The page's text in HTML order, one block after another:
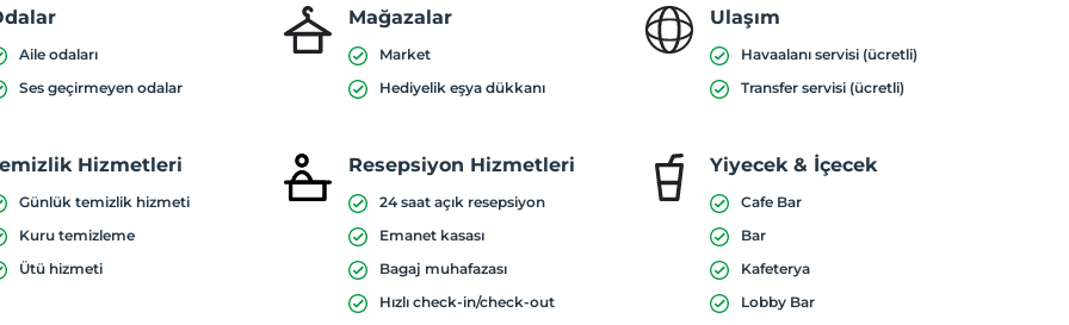
Aile odaları
Ses geçirmeyen odalar
Mağazalar
Market
Hediyelik eşya dükkanı
Ulaşım
Havaalanı servisi (ücretli)
Transfer servisi (ücretli)
Hizmetleri
Günlük temizlik hizmeti
Kuru temizleme
Ütü hizmeti
Resepsiyon Hizmetleri
24 saat açık resepsiyon
Emanet kasası
Bagaj muhafazası
Hızlı check-in/check-out
Yiyecek & İçecek
Cafe Bar
Bar
Kafeterya
Lobby Bar